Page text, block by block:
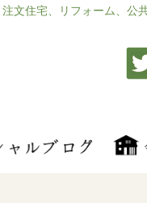
文住宅、リフォーム、公